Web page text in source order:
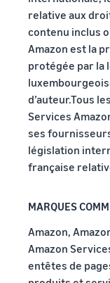
relative aux
contenu inclus
Amazon est la
protégée par la
d’auteur.Tous
Services
ses
législation
française
MARQUES
Amazon,
Amazon
entêtes de